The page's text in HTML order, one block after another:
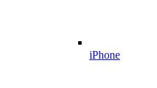
iPhone